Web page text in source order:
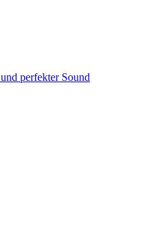
perfekter Sound